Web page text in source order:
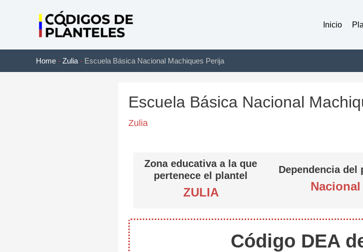
Inicio
Home - Zulia - Escuela Básica Nacional Machiques Perija
Escuela Básica Nacional
Zulia
Zona educativa a la que
pertenece el plantel
ZULIA
Dependencia del
Nacional
Código DEA